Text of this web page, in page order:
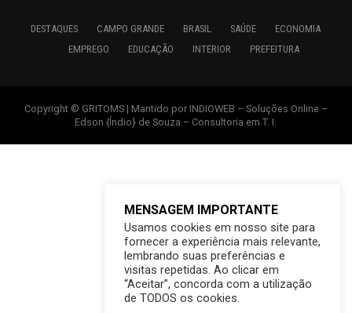
DESTAQUES CAMPO GRANDE BRASIL SAÚDE
ECONOMIA
EMPREGO
EDUCAÇÃO INTERIOR PREFEITURA
Copyright © GRITOMS | Mantido por INDIOWEB – Soluções Online –
Edson {Índio} de Souza – Consultoria em T. I.
MENSAGEM IMPORTANTE
Usamos cookies em nosso site para
fornecer a experiência mais relevante,
lembrando suas preferências e
visitas repetidas. Ao clicar em
“Aceitar”, concorda com a utilização
de TODOS os cookies.